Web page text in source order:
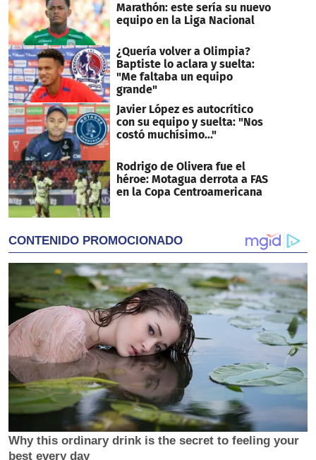
Marathón: este sería su nuevo
equipo en la Liga Nacional
¿Quería volver a Olimpia?
Baptiste lo aclara y suelta:
"Me faltaba un equipo
grande"
Javier López es autocrítico
con su equipo y suelta: "Nos
costó muchísimo..."
Rodrigo de Olivera fue el
héroe: Motagua derrota a FAS
en la Copa Centroamericana